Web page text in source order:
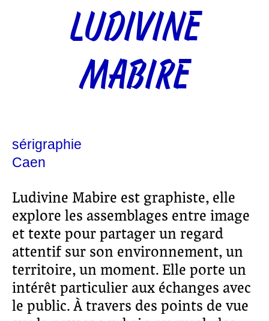
LUDIVINE
MABIRE
sérigraphie
Caen
Ludivine Mabire est graphiste, elle
explore les assemblages entre image
et texte pour partager un regard
attentif sur son environnement, un
territoire, un moment. Elle porte un
intérêt particulier aux échanges avec
le public. À travers des points de vue